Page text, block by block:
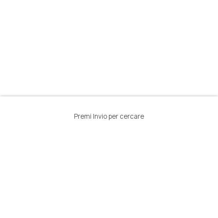
Premi Invio per cercare